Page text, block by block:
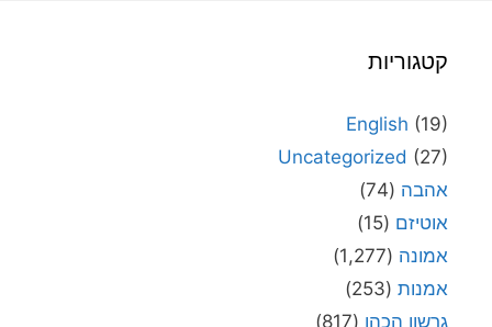
קטגוריות
English (19)
Uncategorized (27)
אהבה (74)
אוטיזם (15)
אמונה (1,277)
אמנות (253)
גרשון הכהן (817)